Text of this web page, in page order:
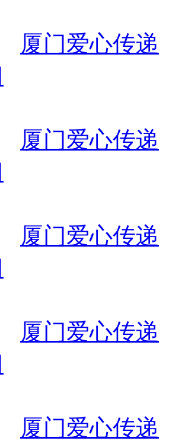
厦门爱心传递
厦门爱心传递
厦门爱心传递
厦门爱心传递
厦门爱心传递